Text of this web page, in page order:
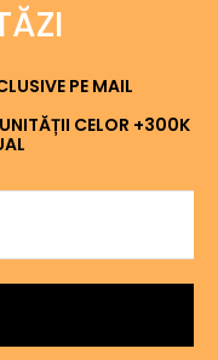
PE MAIL
CELOR +300K